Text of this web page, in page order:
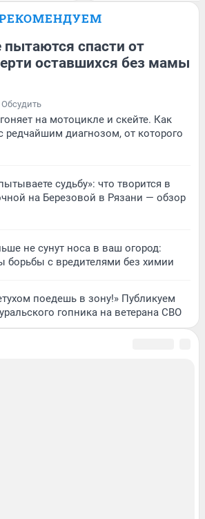
пытаются спасти от
оставшихся без мамы
Обсудить
на мотоцикле и скейте. Как
редчайшим диагнозом, от которого
судьбу»: что творится в
на Березовой в Рязани — обзор
не сунут носа в ваш огород:
борьбы с вредителями без химии
поедешь в зону!» Публикуем
гопника на ветерана СВО